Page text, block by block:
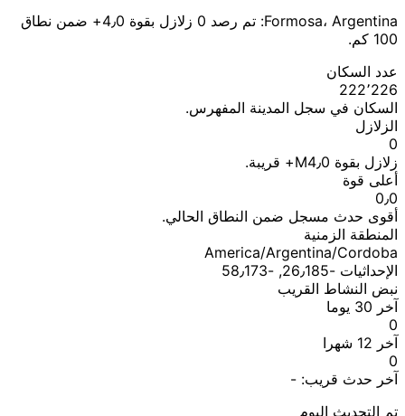
Formosa، Argentina: تم رصد 0 زلازل بقوة 4٫0+ ضمن نطاق
100 كم.
عدد السكان
222٬226
السكان في سجل المدينة المفهرس.
الزلازل
0
زلازل بقوة M4٫0+ قريبة.
أعلى قوة
0٫0
أقوى حدث مسجل ضمن النطاق الحالي.
المنطقة الزمنية
America/Argentina/Cordoba
الإحداثيات ؜-26٫185, ؜-58٫173
نبض النشاط القريب
آخر 30 يوما
0
آخر 12 شهرا
0
آخر حدث قريب: -
تم التحديث اليوم